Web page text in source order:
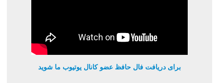
برای دریافت فال حافظ عضو کانال یوتیوب ما شوید